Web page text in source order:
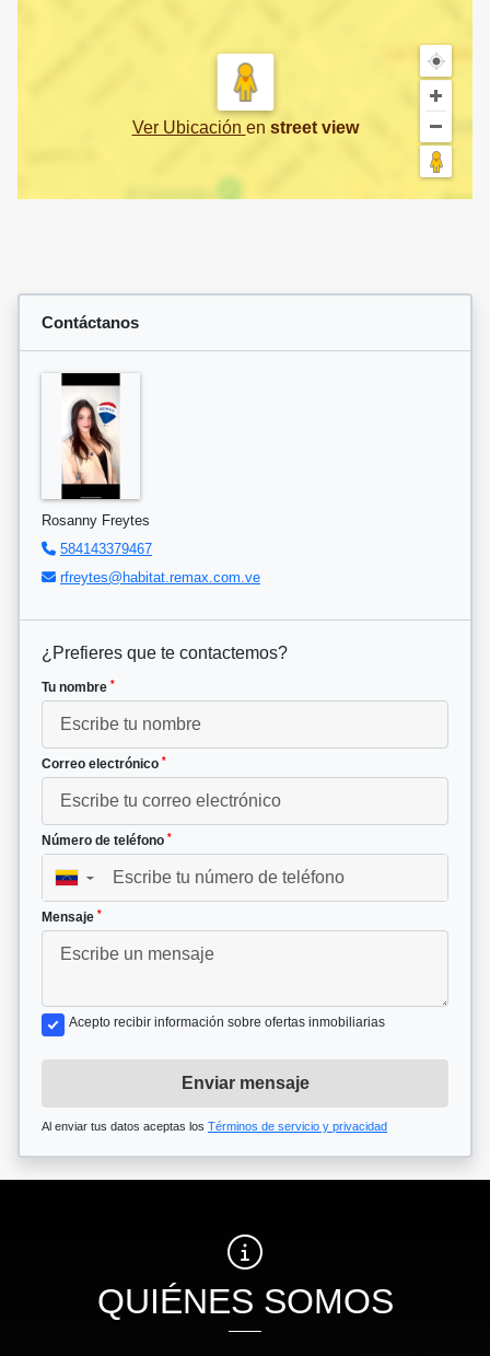
Ver Ubicación en street view
Contáctanos
Rosanny Freytes
584143379467
rfreytes@habitat.remax.com.ve
¿Prefieres que te contactemos?
Tu nombre *
Correo electrónico *
Número de teléfono *
▼
Mensaje *
Acepto recibir información sobre ofertas inmobiliarias
Enviar mensaje
Al enviar tus datos aceptas los Términos de servicio y privacidad
QUIÉNES SOMOS